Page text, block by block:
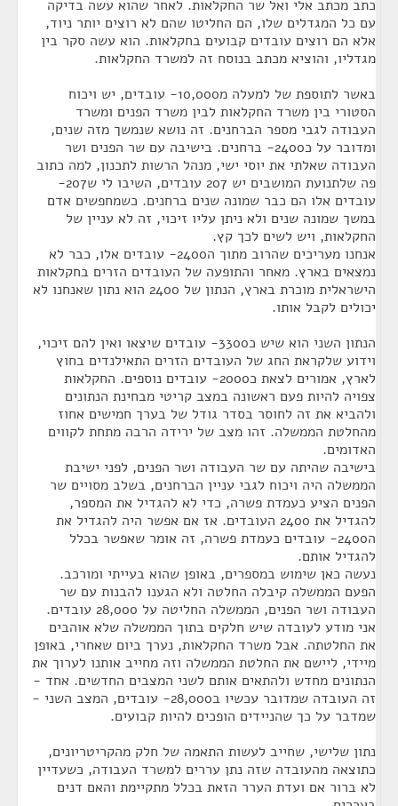
כתב מכתב אלי ואל שר החקלאות. לאחר שהוא עשה בדיקה
עם כל המגדלים שלו, הם החליטו שהם לא רוצים יותר ניוד,
אלא הם רוצים עובדים קבועים בחקלאות. הוא עשה סקר בין
מגדליו, והוציא מכתב בנוסח זה למשרד החקלאות.
באשר לתוספת של למעלה מ10,000- עובדים, יש ויכוח
הסטורי בין משרד החקלאות לבין משרד הפנים ומשרד
העבודה לגבי מספר הברחנים. זה נושא שנמשך מזה שנים,
ומדובר על כ2400- ברחנים. בישיבה עם שר הפנים ושר
העבודה שאלתי את יוסי ישי, מנהל הרשות לתכנון, למה כתוב
פה שלתנועת המושבים יש 207 עובדים, השיבו לי ש207-
עובדים אלו הם כבר שמונה שנים ברחנים. כשמחפשים אדם
במשך שמונה שנים ולא ניתן עליו זיכוי, זה לא עניין של
החקלאות, ויש לשים לכך קץ.
אנחנו מעריכים שהרוב מתוך ה2400- עובדים אלו, כבר לא
נמצאים בארץ. מאחר והתופעה של העובדים הזרים בחקלאות
הישראלית מוכרת בארץ, הנתון של 2400 הוא נתון שאנחנו לא
יכולים לקבל אותו.
הנתון השני הוא שיש כ3300- עובדים שיצאו ואין להם זיכוי,
וידוע שלקראת החג של העובדים הזרים התאילנדים בחוץ
לארץ, אמורים לצאת כ2000- עובדים נוספים. החקלאות
צפויה להיות פעם ראשונה במצב קריטי מבחינת הנתונים
ולהביא את זה לחוסר בסדר גודל של בערך חמישים אחוז
מהחלטת הממשלה. זהו מצב של ירידה הרבה מתחת לקווים
האדומים.
בישיבה שהיתה עם שר העבודה ושר הפנים, לפני ישיבת
הממשלה היה ויכוח לגבי עניין הברחנים, בשלב מסויים שר
הפנים הציע כעמדת פשרה, כדי לא להגדיל את המספר,
להגדיל את 2400 העובדים. אז אם אפשר היה להגדיל את
ה2400- עובדים כעמדת פשרה, זה אומר שאפשר בכלל
להגדיל אותם.
נעשה כאן שימוש במספרים, באופן שהוא בעייתי ומורכב.
הפעם הממשלה קיבלה החלטה ולא הגענו להבנות עם שר
העבודה ושר הפנים, הממשלה החליטה על 28,000 עובדים.
אני מודע לעובדה שיש חלקים בתוך הממשלה שלא אוהבים
את החלטתה. אבל משרד החקלאות, נערך ביום שאחרי, באופן
מיידי, ליישם את החלטת הממשלה וזה מחייב אותנו לערוך את
הנתונים מחדש ולהתאים אותם לשני המצבים החדשים. אחד -
זה העובדה שמדובר עכשיו ב28,000- עובדים, המצב השני -
שמדבר על כך שהניידים הופכים להיות קבועים.
נתון שלישי, שחייב לעשות התאמה של חלק מהקריטריונים,
כתוצאה מהעובדה שזה נתן עררים למשרד העבודה, כשעדיין
לא ברור אם ועדת הערר הזאת בכלל מתקיימת והאם דנים